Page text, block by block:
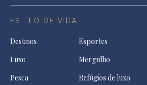
ESTILO DE VIDA
Destinos Esportes
Luxo
Mergulho
Pesca
Refúgios de luxo